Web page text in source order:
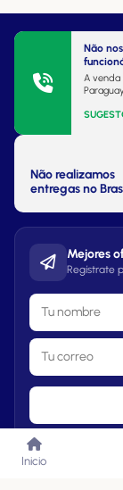
Não
A
Paraguay.
Não realizamos
entregas no
Mejores
Regístrate
Inicio